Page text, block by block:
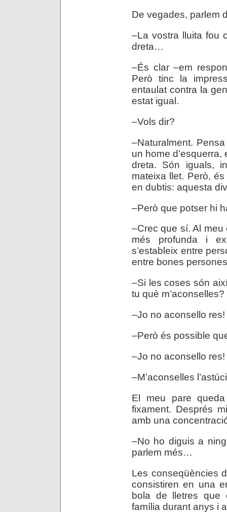
De vegades, parlem
–La vostra lluita fou
dreta…
–És clar –em
Però tinc la
entaulat contra la
estat igual.
–Vols dir?
–Naturalment.
un home
dreta. Són iguals,
mateixa llet. Però,
en dubtis: aquesta
–Però que potser hi
–Crec que sí. Al
més profunda i
s’estableix entre
entre bones
–Si les coses són
tu què m’aconselles?
–Jo no aconsello res!
–Però és possible
–Jo no aconsello res!
–M’aconselles
El meu pare
fixament. Després
amb una
–No ho diguis a
parlem més…
Les conseqüències
consistiren en una
bola de lletres que
família durant anys i